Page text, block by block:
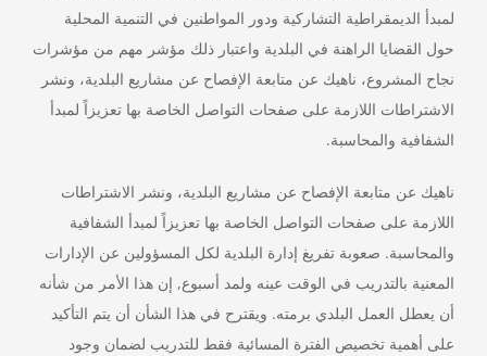
لمبدأ الديمقراطية التشاركية ودور المواطنين في التنمية المحلية
حول القضايا الراهنة في البلدية واعتبار ذلك مؤشر مهم من مؤشرات
نجاح المشروع، ناهيك عن متابعة الإفصاح عن مشاريع البلدية، ونشر
الاشتراطات اللازمة على صفحات التواصل الخاصة بها تعزيزاً لمبدأ
الشفافية والمحاسبة.
ناهيك عن متابعة الإفصاح عن مشاريع البلدية، ونشر الاشتراطات
اللازمة على صفحات التواصل الخاصة بها تعزيزاً لمبدأ الشفافية
والمحاسبة. صعوبة تفريغ إدارة البلدية لكل المسؤولين عن الإدارات
المعنية بالتدريب في الوقت عينه ولمد أسبوع, إن هذا الأمر من شأنه
أن يعطل العمل البلدي برمته. ويقترح في هذا الشأن أن يتم التأكيد
على أهمية تخصيص الفترة المسائية فقط للتدريب لضمان وجود